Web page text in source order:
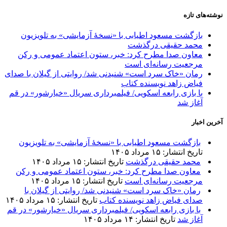
نوشته‌های تازه
بازگشت مسعود اطیابی با «نسخهٔ آزمایشی» به تلویزیون
محمد حقیقی درگذشت
معاون صدا مطرح کرد: خبر، ستون اعتماد عمومی و رکن
مرجعیت رسانه‌ای است
رمان «خاک سرد است» شنیدنی شد/ روایتی از گیلان با صدای
فیاض زاهد نویسنده کتاب
با بازی رابعه اسکویی/ فیلمبرداری سریال «خیارشور» در قم
آغاز شد
آخرین اخبار
بازگشت مسعود اطیابی با «نسخهٔ آزمایشی» به تلویزیون
تاریخ انتشار: ۱۵ مرداد ۱۴۰۵
محمد حقیقی درگذشت تاریخ انتشار: ۱۵ مرداد ۱۴۰۵
معاون صدا مطرح کرد: خبر، ستون اعتماد عمومی و رکن
مرجعیت رسانه‌ای است تاریخ انتشار: ۱۵ مرداد ۱۴۰۵
رمان «خاک سرد است» شنیدنی شد/ روایتی از گیلان با
صدای فیاض زاهد نویسنده کتاب تاریخ انتشار: ۱۵ مرداد ۱۴۰۵
با بازی رابعه اسکویی/ فیلمبرداری سریال «خیارشور» در قم
آغاز شد تاریخ انتشار: ۱۴ مرداد ۱۴۰۵